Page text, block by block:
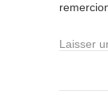
Laisser